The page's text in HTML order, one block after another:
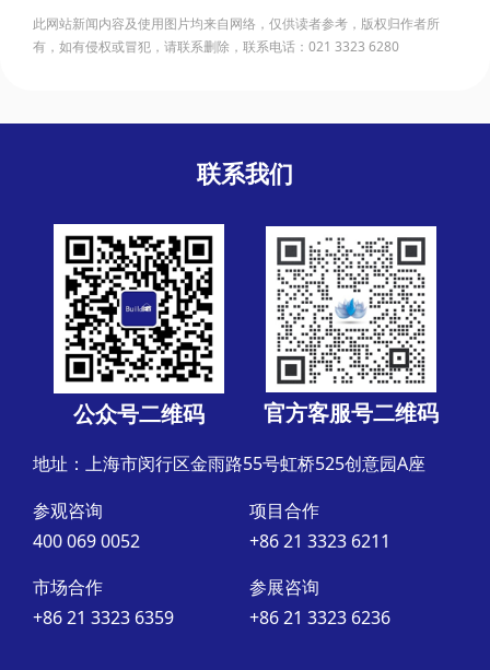
此网站新闻内容及使用图片均来自网络，仅供读者参考，版权归作者所
有，如有侵权或冒犯，请联系删除，联系电话：021 3323 6280
联系我们
公众号二维码 官方客服号二维码
地址：上海市闵行区金雨路55号虹桥525创意园A座
参观咨询
400 069 0052
项目合作
+86 21 3323 6211
市场合作
+86 21 3323 6359
参展咨询
+86 21 3323 6236